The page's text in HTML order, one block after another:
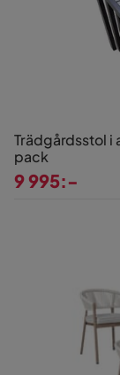
Trädgårdsstol i
pack
9 995:-